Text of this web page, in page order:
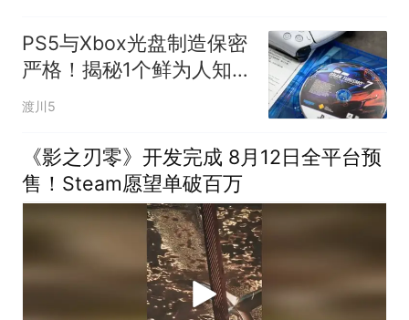
PS5与Xbox光盘制造保密
严格！揭秘1个鲜为人知的
行业秘密
渡川5
《影之刃零》开发完成 8月12日全平台预
售！Steam愿望单破百万